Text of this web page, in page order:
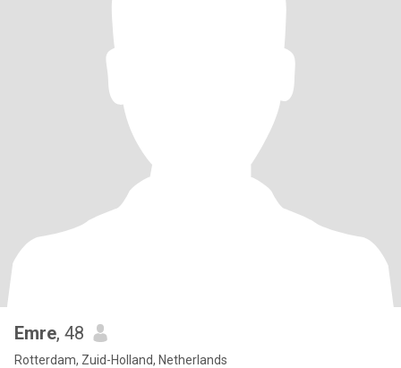
Emre, 48
Rotterdam, Zuid-Holland, Netherlands